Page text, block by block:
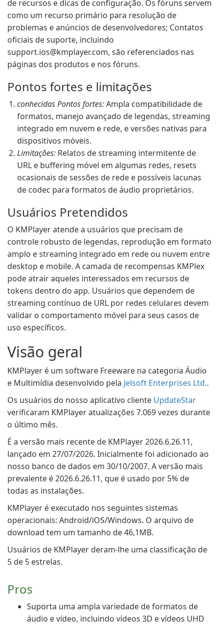
de recursos e dicas de configuração. Os fóruns servem
como um recurso primário para resolução de
problemas e anúncios de desenvolvedores; Contatos
oficiais de suporte, incluindo
support.ios@kmplayer.com, são referenciados nas
páginas dos produtos e nos fóruns.
Pontos fortes e limitações
conhecidas Pontos fortes:Ampla compatibilidade de
formatos, manejo avançado de legendas, streaming
integrado em nuvem e rede, e versões nativas para
dispositivos móveis.
Limitações: Relatos de streaming intermitente de
URL e buffering móvel em algumas redes, resets
ocasionais de sessões de rede e possíveis lacunas
de codec para formatos de áudio proprietários.
Usuários Pretendidos
O KMPlayer atende a usuários que precisam de
controle robusto de legendas, reprodução em formato
amplo e streaming integrado em rede ou nuvem entre
desktop e mobile. A camada de recompensas KMPlex
pode atrair aqueles interessados em recursos de
tokens dentro do app. Usuários que dependem de
streaming contínuo de URL por redes celulares devem
validar o comportamento móvel para seus casos de
uso específicos.
Visão geral
KMPlayer é um software Freeware na categoria Áudio
e Multimídia desenvolvido pela Jelsoft Enterprises Ltd..
Os usuários do nosso aplicativo cliente UpdateStar
verificaram KMPlayer atualizações 7.069 vezes durante
o último mês.
É a versão mais recente de KMPlayer 2026.6.26.11,
lançado em 27/07/2026. Inicialmente foi adicionado ao
nosso banco de dados em 30/10/2007. A versão mais
prevalente é 2026.6.26.11, que é usado por 5% de
todas as instalações.
KMPlayer é executado nos seguintes sistemas
operacionais: Android/iOS/Windows. O arquivo de
download tem um tamanho de 46,1MB.
Usuários de KMPlayer deram-lhe uma classificação de
5 de 5 estrelas.
Pros
Suporta uma ampla variedade de formatos de
áudio e vídeo, incluindo vídeos 3D e vídeos UHD